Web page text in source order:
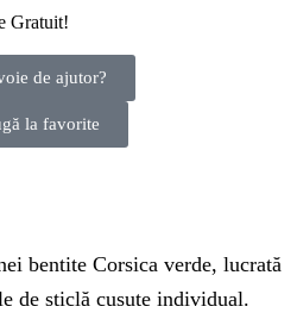
Gratuit!
de ajutor?
la favorite
bentite Corsica verde, lucrată
de sticlă cusute individual.